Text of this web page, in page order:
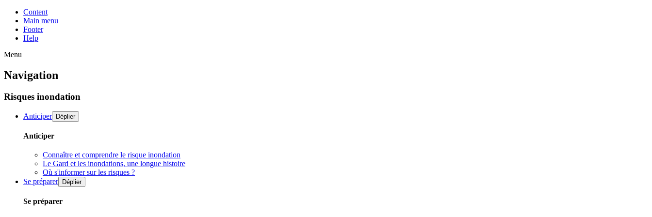
Content
Main menu
Footer
Help
Menu
Navigation
Risques inondation
Anticiper Déplier
Anticiper
Connaître et comprendre le risque inondation
Le Gard et les inondations, une longue histoire
Où s'informer sur les risques ?
Se préparer
Déplier
Se préparer